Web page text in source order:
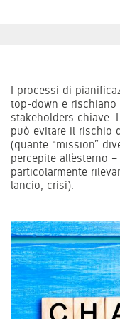
I processi di
top-down e
stakeholders chiave.
può evitare il rischio
(quante “mission”
percepite all’esterno
particolarmente
lancio, crisi).